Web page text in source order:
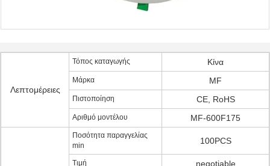
Λεπτομέρειες
Τόπος καταγωγής Κίνα
Μάρκα MF
Πιστοποίηση CE, RoHS
Αριθμό μοντέλου MF-600F175
Ποσότητα παραγγελίας
min
100PCS
Τιμή negotiable